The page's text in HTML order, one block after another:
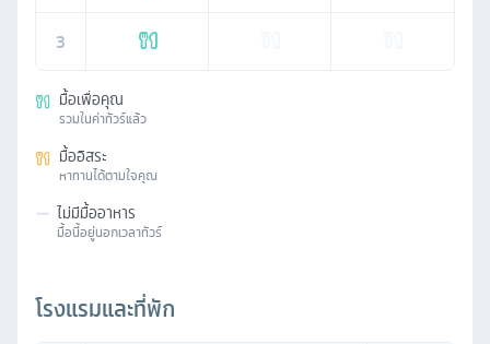
3
มื้อเพื่อคุณ
รวมในค่าทัวร์แล้ว
มื้ออิสระ
หาทานได้ตามใจคุณ
— ไม่มีมื้ออาหาร
มื้อนี้อยู่นอกเวลาทัวร์
โรงแรมและที่พัก